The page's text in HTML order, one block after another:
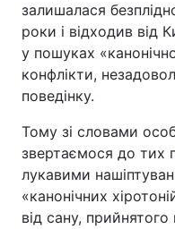
залишалася
роки і відходив від
у пошуках
конфлікти,
поведінку.
Тому зі словами
звертаємося до тих
лукавими
«канонічних
від сану,